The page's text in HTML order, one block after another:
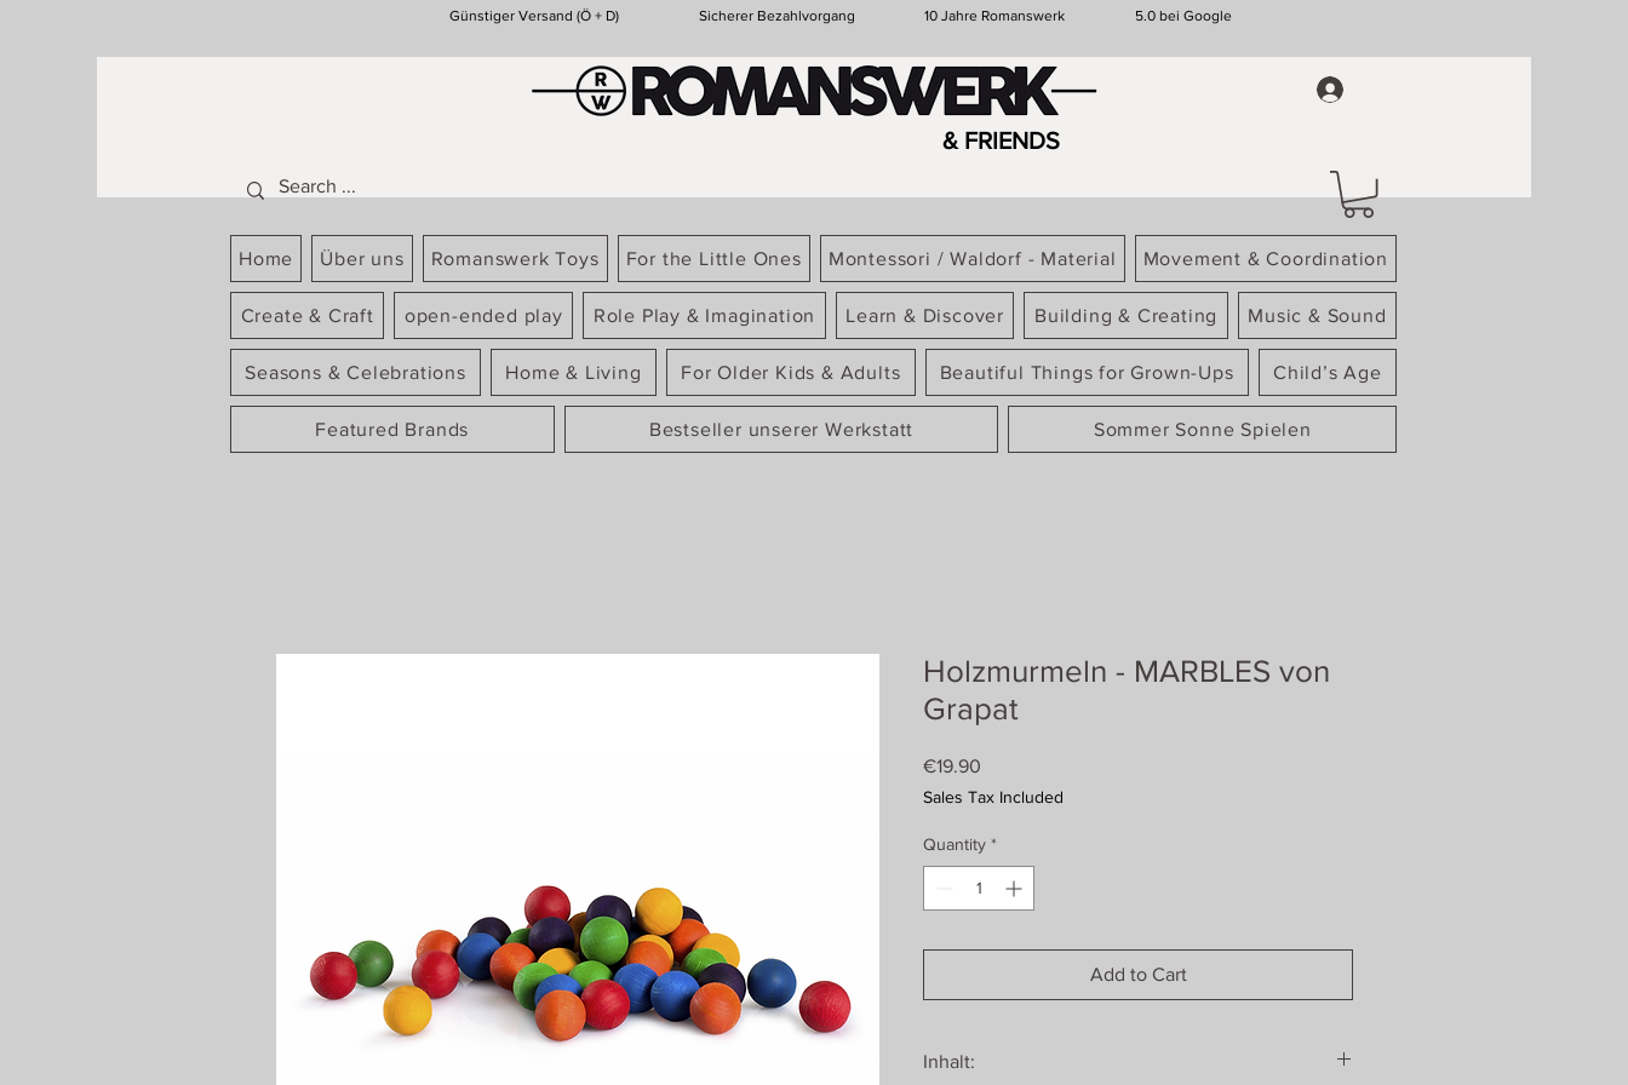
Günstiger Versand (Ö + D) Sicherer Bezahlvorgang 10 Jahre Romanswerk 5.0 bei Google
& FRIENDS
Home Über uns Romanswerk Toys For the Little Ones Montessori / Waldorf - Material Movement & Coordination
Create & Craft open-ended play Role Play & Imagination Learn & Discover Building & Creating Music & Sound
Seasons & Celebrations Home & Living For Older Kids & Adults Beautiful Things for Grown-Ups Child’s Age
Featured Brands Bestseller unserer Werkstatt Sommer Sonne Spielen
Holzmurmeln - MARBLES von
Grapat
€19.90
Sales Tax Included
Quantity *
Add to Cart
Inhalt: